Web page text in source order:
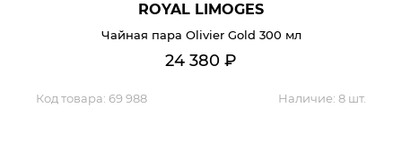
ROYAL LIMOGES
Чайная пара Olivier Gold 300 мл
24 380 ₽
Код товара: 69 988 Наличие: 8 шт.